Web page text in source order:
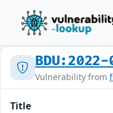
BDU:2022-
Vulnerability from
Title